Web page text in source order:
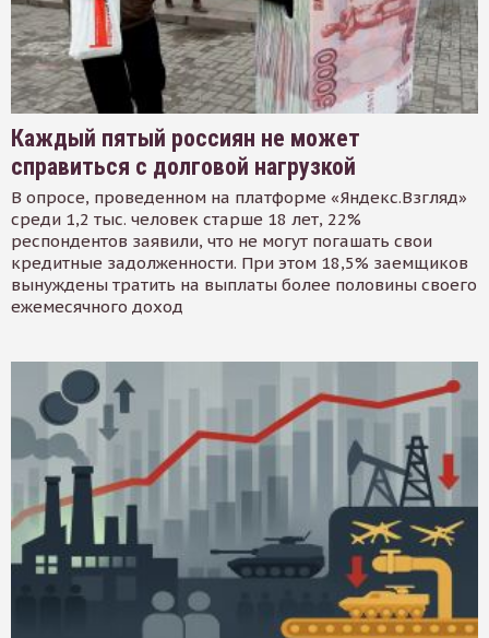
Каждый пятый россиян не может
справиться с долговой нагрузкой
В опросе, проведенном на платформе «Яндекс.Взгляд»
среди 1,2 тыс. человек старше 18 лет, 22%
респондентов заявили, что не могут погашать свои
кредитные задолженности. При этом 18,5% заемщиков
вынуждены тратить на выплаты более половины своего
ежемесячного доход